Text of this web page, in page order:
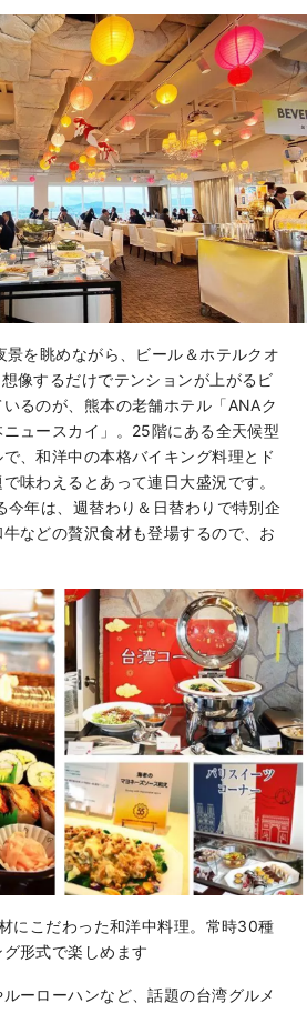
を眺めながら、ビール＆ホテルクオ
像するだけでテンションが上がるビ
るのが、熊本の老舗ホテル「ANAク
ュースカイ」。25階にある全天候型
、和洋中の本格バイキング料理とド
味わえるとあって連日大盛況です。
年は、週替わり＆日替わりで特別企
などの贅沢食材も登場するので、お
にこだわった和洋中料理。常時30種
形式で楽しめます
ルーローハンなど、話題の台湾グルメ